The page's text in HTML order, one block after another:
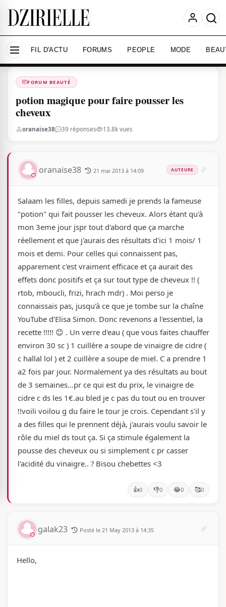
Nous utilisons des cookies pour améliorer votre
expérience et mesurer l'audience.
En savoir plus
Accepter tout
Personnaliser
FIL D'ACTU FORUMS PEOPLE MODE
Forums
FORUM BEAUTÉ
potion magique pour faire pousser les
cheveux
oranaise38 39 réponses 13.8k vues
oranaise38 21 mai 2013 à 14:09 AUTEURE
Salaam les filles, depuis samedi je prends la fameuse
"potion" qui fait pousser les cheveux. Alors étant qu'à
mon 3eme jour jspr tout d'abord que ça marche
réellement et que j'aurais des résultats d'ici 1 mois/ 1
mois et demi. Pour celles qui connaissent pas,
apparement c'est vraiment efficace et ça aurait des
effets donc positifs et ça sur tout type de cheveux !! (
rtob, mboucli, frizi, hrach mdr) . Moi perso je
connaissais pas, jusqu'à ce que je tombe sur la chaîne
YouTube d'Elisa Simon. Donc revenons a l'essentiel, la
recette !!!!! 😊 . Un verre d'eau ( que vous faites chauffer
environ 30 sc ) 1 cuillère a soupe de vinaigre de cidre (
c hallal lol ) et 2 cuillère a soupe de miel. C a prendre 1
a2 fois par jour. Normalement ya des résultats au bout
de 3 semaines…pr ce qui est du prix, le vinaigre de
cidre c ds les 1€.au bled je c pas du tout ou en trouver
!!voili voilou g du faire le tour je crois. Cependant s'il y
a des filles qui le prennent déjà, j'aurais voulu savoir le
rôle du miel ds tout ça. Si ça stimule également la
pousse des cheveux ou si simplement c pr casser
l'acidité du vinaigre.. ? Bisou chebettes <3
👍0 👎0 😂0 🥰0
galak23 Posté le 21 May 2013 à 14:35
Hello,